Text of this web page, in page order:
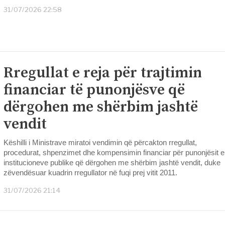
31/07/2026 22:58
Rregullat e reja për trajtimin
financiar të punonjësve që
dërgohen me shërbim jashtë
vendit
Këshilli i Ministrave miratoi vendimin që përcakton rregullat,
procedurat, shpenzimet dhe kompensimin financiar për punonjësit e
institucioneve publike që dërgohen me shërbim jashtë vendit, duke
zëvendësuar kuadrin rregullator në fuqi prej vitit 2011.
31/07/2026 21:14